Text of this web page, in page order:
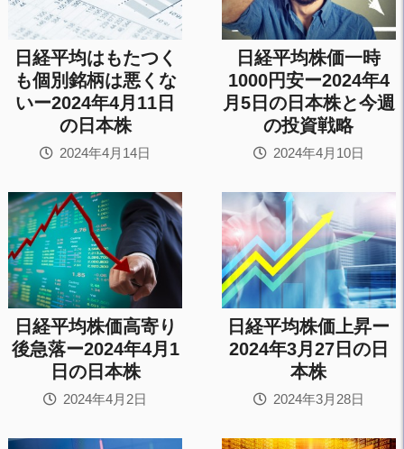
日経平均はもたつく
も個別銘柄は悪くな
いー2024年4月11日
の日本株
2024年4月14日
日経平均株価一時
1000円安ー2024年4
月5日の日本株と今週
の投資戦略
2024年4月10日
日経平均株価高寄り
後急落ー2024年4月1
日の日本株
2024年4月2日
日経平均株価上昇ー
2024年3月27日の日
本株
2024年3月28日